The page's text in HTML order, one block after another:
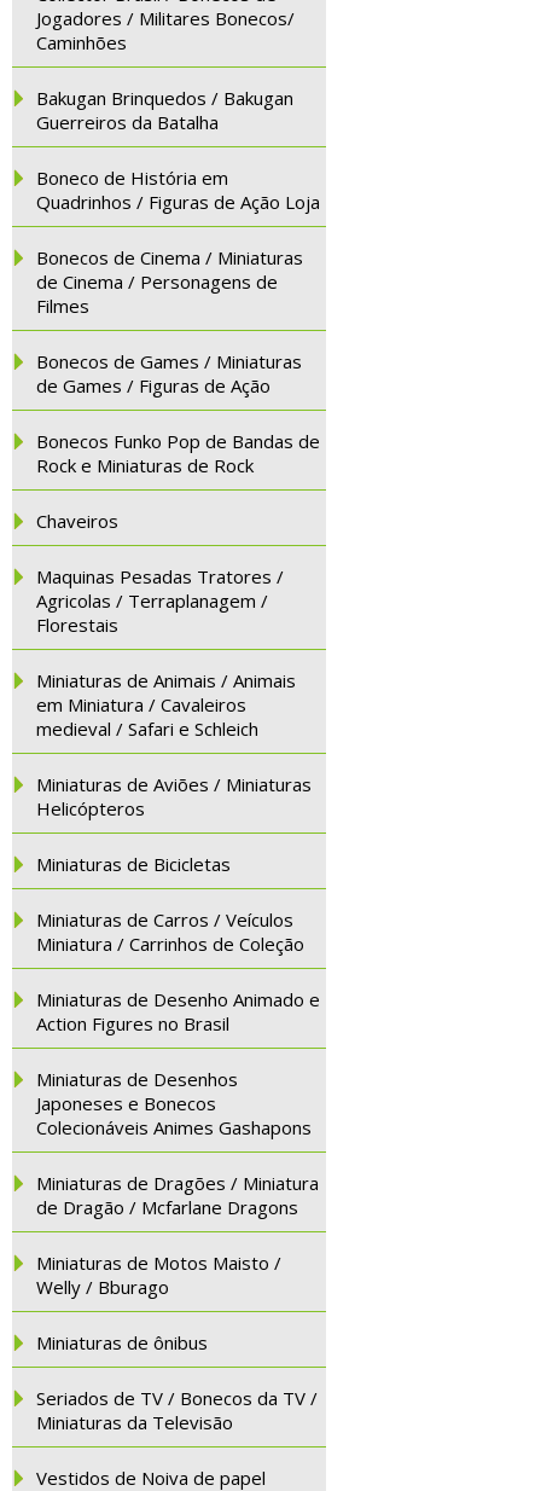
Jogadores / Militares Bonecos/
Caminhões
Bakugan Brinquedos / Bakugan
Guerreiros da Batalha
Boneco de História em
Quadrinhos / Figuras de Ação Loja
Bonecos de Cinema / Miniaturas
de Cinema / Personagens de
Filmes
Bonecos de Games / Miniaturas
de Games / Figuras de Ação
Bonecos Funko Pop de Bandas de
Rock e Miniaturas de Rock
Chaveiros
Maquinas Pesadas Tratores /
Agricolas / Terraplanagem /
Florestais
Miniaturas de Animais / Animais
em Miniatura / Cavaleiros
medieval / Safari e Schleich
Miniaturas de Aviões / Miniaturas
Helicópteros
Miniaturas de Bicicletas
Miniaturas de Carros / Veículos
Miniatura / Carrinhos de Coleção
Miniaturas de Desenho Animado e
Action Figures no Brasil
Miniaturas de Desenhos
Japoneses e Bonecos
Colecionáveis Animes Gashapons
Miniaturas de Dragões / Miniatura
de Dragão / Mcfarlane Dragons
Miniaturas de Motos Maisto /
Welly / Bburago
Miniaturas de ônibus
Seriados de TV / Bonecos da TV /
Miniaturas da Televisão
Vestidos de Noiva de papel